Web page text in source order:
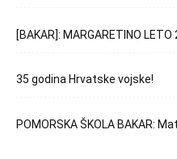
[BAKAR]: MARGARETINO LETO
35 godina Hrvatske vojske!
POMORSKA ŠKOLA BAKAR: